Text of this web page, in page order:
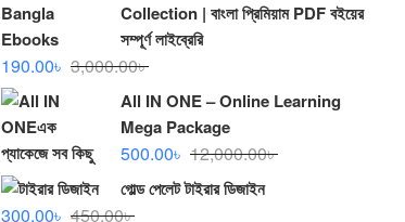
Collection | বাংলা প্রিমিয়াম PDF বইয়ের
সম্পূর্ণ লাইব্রেরি
3,000.00৳Original
3,000.00৳ .
190.00৳
Current
190.00৳ .
All IN ONE – Online Learning
Mega Package
12,000.00৳Original
500.00৳
Current
গোল্ড পেলেট টাইরার ডিজাইন
450.00৳Original
300.00৳
Current